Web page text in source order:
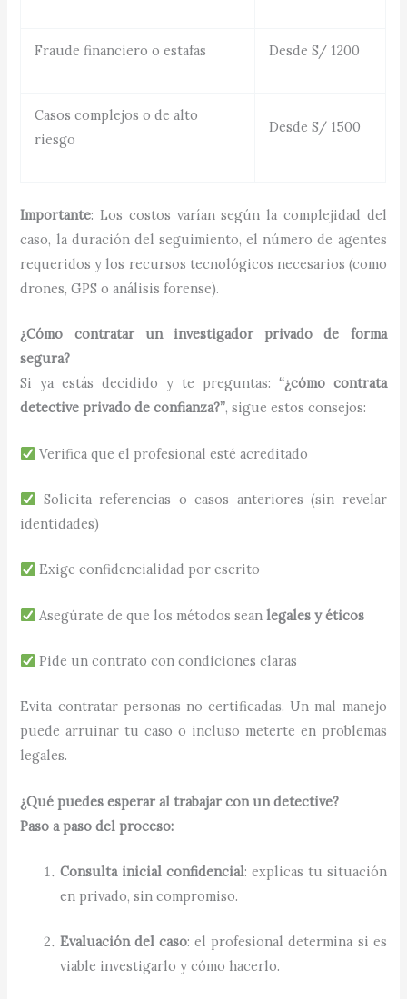
Fraude financiero o estafas Desde S/ 1200
Casos complejos o de alto
riesgo
Desde S/ 1500
Importante: Los costos varían según la complejidad del
caso, la duración del seguimiento, el número de agentes
requeridos y los recursos tecnológicos necesarios (como
drones, GPS o análisis forense).
¿Cómo contratar un investigador privado de forma
segura?
Si ya estás decidido y te preguntas: “¿cómo contrata
detective privado de confianza?”, sigue estos consejos:
Verifica que el profesional esté acreditado
Solicita referencias o casos anteriores (sin revelar
identidades)
Exige confidencialidad por escrito
Asegúrate de que los métodos seanlegales y éticos
Pide un contrato con condiciones claras
Evita contratar personas no certificadas. Un mal manejo
puede arruinar tu caso o incluso meterte en problemas
legales.
¿Qué puedes esperar al trabajar con un detective?
Paso a paso del proceso:
Consulta inicial confidencial: explicas tu situación
en privado, sin compromiso.
Evaluación del caso: el profesional determina si es
viable investigarlo y cómo hacerlo.